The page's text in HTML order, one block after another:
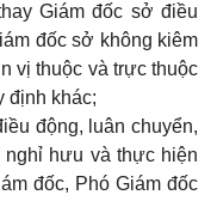
Giám đốc sở điều
đốc sở không kiêm
vị thuộc và trực thuộc
định khác;
động, luân chuyển,
hưu và thực hiện
đốc, Phó Giám đốc